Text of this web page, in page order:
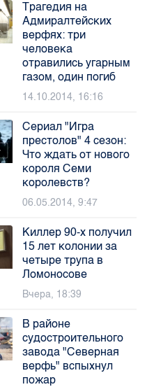
Трагедия на
Адмиралтейских
верфях: три
человека
отравились угарным
газом, один погиб
14.10.2014, 16:16
Сериал "Игра
престолов" 4 сезон:
Что ждать от нового
короля Семи
королевств?
06.05.2014, 9:47
Киллер 90-х получил
15 лет колонии за
четыре трупа в
Ломоносове
Вчера, 18:39
В районе
судостроительного
завода "Северная
верфь" вспыхнул
пожар